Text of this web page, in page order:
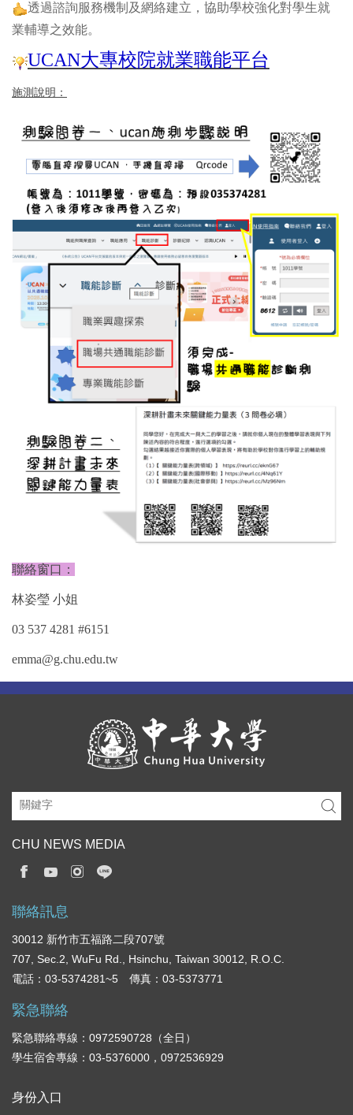
透過諮詢服務機制及網絡建立，協助學校強化對學生就
業輔導之效能。
UCAN大專校院就業職能平台
施測說明：
聯絡窗口：
林姿瑩 小姐
03 537 4281 #6151
emma@g.chu.edu.tw
CHU NEWS MEDIA
聯絡訊息
30012 新竹市五福路二段707號
707, Sec.2, WuFu Rd., Hsinchu, Taiwan 30012, R.O.C.
電話：03-5374281~5 傳真：03-5373771
緊急聯絡
緊急聯絡專線：0972590728（全日）
學生宿舍專線：03-5376000，0972536929
身份入口